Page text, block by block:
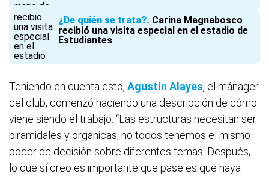
¿De quién se trata? Carina Magnabosco
recibió una visita especial en el estadio de
Estudiantes
Teniendo en cuenta esto, Agustín Alayes, el mánager
del club, comenzó haciendo una descripción de cómo
viene siendo el trabajo: “Las estructuras necesitan ser
piramidales y orgánicas, no todos tenemos el mismo
poder de decisión sobre diferentes temas. Después,
lo que sí creo es importante que pase es que haya